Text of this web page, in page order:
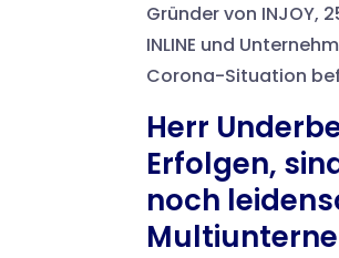
Gründer von INJOY,
INLINE und
Corona-Situation
Herr
Erfolgen,
noch